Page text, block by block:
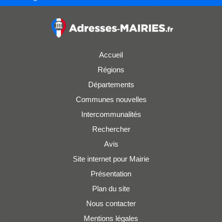
Accueil
Régions
Départements
Communes nouvelles
Intercommunalités
Rechercher
Avis
Site internet pour Mairie
Présentation
Plan du site
Nous contacter
Mentions légales